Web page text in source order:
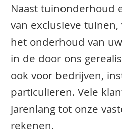
Naast tuinonderhoud
van exclusieve
het onderhoud van
in de door ons
ook voor bedrijven,
particulieren. Vele
jarenlang tot onze
rekenen.